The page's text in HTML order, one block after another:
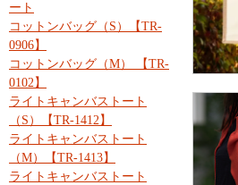
ート
コットンバッグ（S）【TR-
0906】
コットンバッグ（M） 【TR-
0102】
ライトキャンバストート
（S）【TR-1412】
ライトキャンバストート
（M）【TR-1413】
ライトキャンバストート